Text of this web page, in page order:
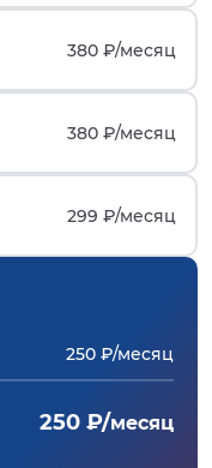
380 ₽/месяц
380 ₽/месяц
299 ₽/месяц
250 ₽/месяц
250 ₽/месяц